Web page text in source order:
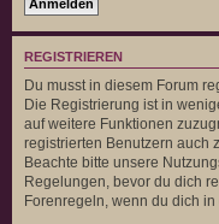
REGISTRIEREN
Du musst in diesem Forum
Die Registrierung ist in
auf weitere Funktionen
registrierten Benutzern auch
Beachte bitte unsere
Regelungen, bevor du dich
Forenregeln, wenn du dich